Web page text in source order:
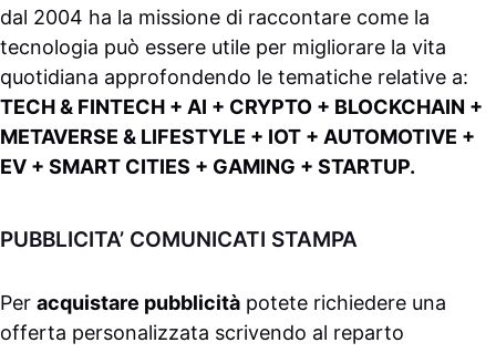
dal 2004 ha la missione di raccontare come la
tecnologia può essere utile per migliorare la vita
quotidiana approfondendo le tematiche relative a:
TECH & FINTECH + AI + CRYPTO + BLOCKCHAIN +
METAVERSE & LIFESTYLE + IOT + AUTOMOTIVE +
EV + SMART CITIES + GAMING + STARTUP.
PUBBLICITA’ COMUNICATI STAMPA
Per acquistare pubblicità potete richiedere una
offerta personalizzata scrivendo al reparto